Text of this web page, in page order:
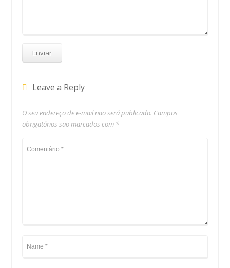
Leave a Reply
O seu endereço de e-mail não será publicado. Campos
obrigatórios são marcados com *